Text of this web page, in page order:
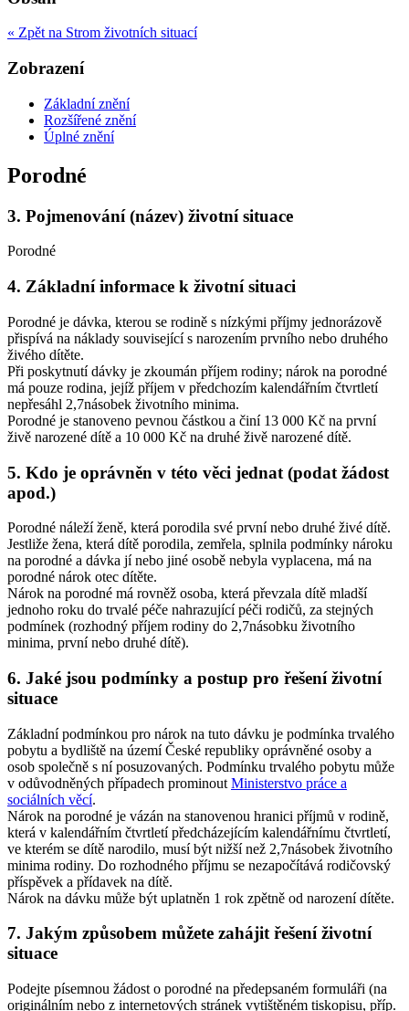
« Zpět na Strom životních situací
Zobrazení
Základní znění
Rozšířené znění
Úplné znění
Porodné
3. Pojmenování (název) životní situace
Porodné
4. Základní informace k životní situaci
Porodné je dávka, kterou se rodině s nízkými příjmy jednorázově
přispívá na náklady související s narozením prvního nebo druhého
živého dítěte.
Při poskytnutí dávky je zkoumán příjem rodiny; nárok na porodné
má pouze rodina, jejíž příjem v předchozím kalendářním čtvrtletí
nepřesáhl 2,7násobek životního minima.
Porodné je stanoveno pevnou částkou a činí 13 000 Kč na první
živě narozené dítě a 10 000 Kč na druhé živě narozené dítě.
5. Kdo je oprávněn v této věci jednat (podat žádost
apod.)
Porodné náleží ženě, která porodila své první nebo druhé živé dítě.
Jestliže žena, která dítě porodila, zemřela, splnila podmínky nároku
na porodné a dávka jí nebo jiné osobě nebyla vyplacena, má na
porodné nárok otec dítěte.
Nárok na porodné má rovněž osoba, která převzala dítě mladší
jednoho roku do trvalé péče nahrazující péči rodičů, za stejných
podmínek (rozhodný příjem rodiny do 2,7násobku životního
minima, první nebo druhé dítě).
6. Jaké jsou podmínky a postup pro řešení životní
situace
Základní podmínkou pro nárok na tuto dávku je podmínka trvalého
pobytu a bydliště na území České republiky oprávněné osoby a
osob společně s ní posuzovaných. Podmínku trvalého pobytu může
v odůvodněných případech prominout Ministerstvo práce a
sociálních věcí.
Nárok na porodné je vázán na stanovenou hranici příjmů v rodině,
která v kalendářním čtvrtletí předcházejícím kalendářnímu čtvrtletí,
ve kterém se dítě narodilo, musí být nižší než 2,7násobek životního
minima rodiny. Do rozhodného příjmu se nezapočítává rodičovský
příspěvek a přídavek na dítě.
Nárok na dávku může být uplatněn 1 rok zpětně od narození dítěte.
7. Jakým způsobem můžete zahájit řešení životní
situace
Podejte písemnou žádost o porodné na předepsaném formuláři (na
originálním nebo z internetových stránek vytištěném tiskopisu, příp.